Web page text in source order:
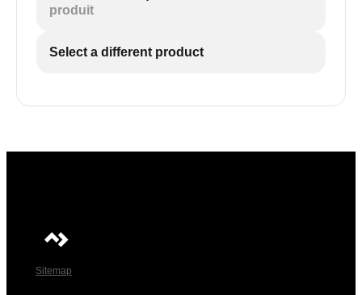
produit
Select a different product
Sitemap